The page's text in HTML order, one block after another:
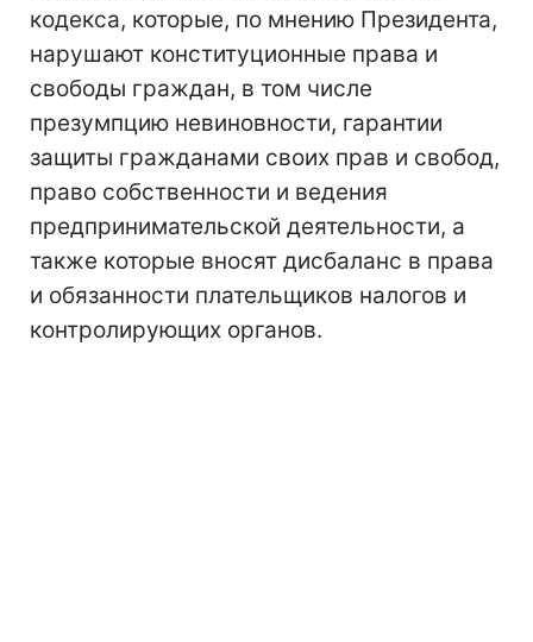
кодекса, которые, по мнению Президента,
нарушают конституционные права и
свободы граждан, в том числе
презумпцию невиновности, гарантии
защиты гражданами своих прав и свобод,
право собственности и ведения
предпринимательской деятельности, а
также которые вносят дисбаланс в права
и обязанности плательщиков налогов и
контролирующих органов.